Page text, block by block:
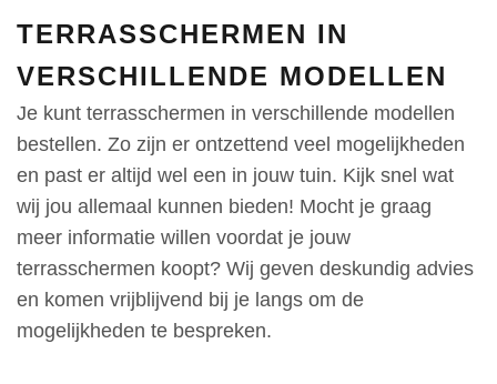
TERRASSCHERMEN IN
VERSCHILLENDE MODELLEN
Je kunt terrasschermen in verschillende modellen
bestellen. Zo zijn er ontzettend veel mogelijkheden
en past er altijd wel een in jouw tuin. Kijk snel wat
wij jou allemaal kunnen bieden! Mocht je graag
meer informatie willen voordat je jouw
terrasschermen koopt? Wij geven deskundig advies
en komen vrijblijvend bij je langs om de
mogelijkheden te bespreken.